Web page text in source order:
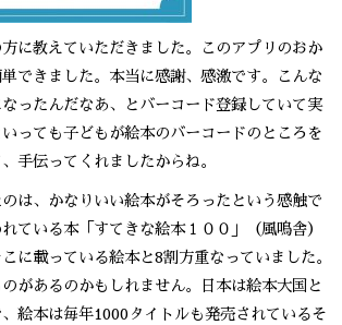
に教えていただきました。このアプリのおか
できました。本当に感謝、感激です。こんな
ったんだなあ、とバーコード登録していて実
っても子どもが絵本のバーコードのところを
手伝ってくれましたからね。
は、かなりいい絵本がそろったという感触で
ている本「すてきな絵本１００」（風鳴舎）
に載っている絵本と8割方重なっていました。
があるのかもしれません。日本は絵本大国と
絵本は毎年1000タイトルも発売されているそ